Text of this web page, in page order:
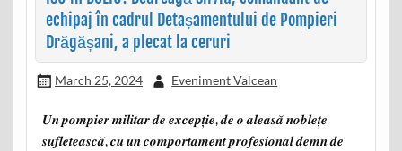
echipaj în cadrul Detașamentului de Pompieri
Drăgășani, a plecat la ceruri
March 25, 2024 Eveniment Valcean
𝑼𝒏 𝒑𝒐𝒎𝒑𝒊𝒆𝒓 𝒎𝒊𝒍𝒊𝒕𝒂𝒓 𝒅𝒆 𝒆𝒙𝒄𝒆𝒑𝒕̦𝒊𝒆, 𝒅𝒆 𝒐 𝒂𝒍𝒆𝒂𝒔𝒂̆ 𝒏𝒐𝒃𝒍𝒆𝒕̦𝒆
𝒔𝒖𝒇𝒍𝒆𝒕𝒆𝒂𝒔𝒄𝒂̆, 𝒄𝒖 𝒖𝒏 𝒄𝒐𝒎𝒑𝒐𝒓𝒕𝒂𝒎𝒆𝒏𝒕 𝒑𝒓𝒐𝒇𝒆𝒔𝒊𝒐𝒏𝒂𝒍 𝒅𝒆𝒎𝒏 𝒅𝒆